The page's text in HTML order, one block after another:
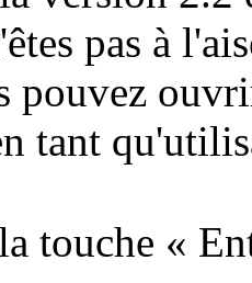
pas à
pouvez
tant
touche «